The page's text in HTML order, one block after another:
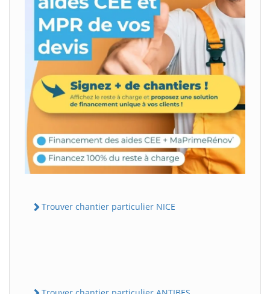
Trouver chantier particulier NICE